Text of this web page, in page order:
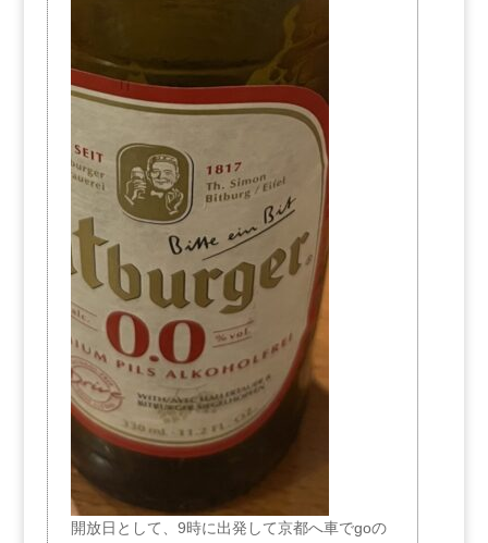
開放日として、9時に出発して京都へ車でgoの